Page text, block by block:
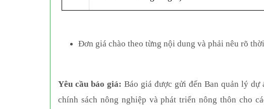
Đơn giá chào theo từng nội dung và phải nêu rõ
Yêu cầu báo giá: Báo giá được gửi đến Ban quản lý
chính sách nông nghiệp và phát triển nông thôn cho